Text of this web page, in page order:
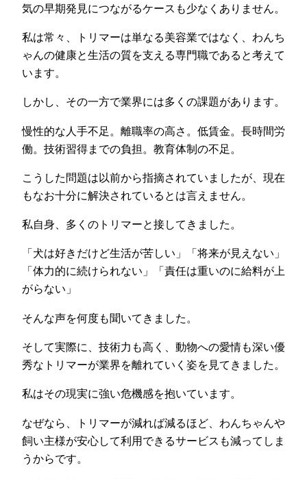
気の早期発見につながるケースも少なくありません。
私は常々、トリマーは単なる美容業ではなく、わんち
ゃんの健康と生活の質を支える専門職であると考えて
います。
しかし、その一方で業界には多くの課題があります。
慢性的な人手不足。離職率の高さ。低賃金。長時間労
働。技術習得までの負担。教育体制の不足。
こうした問題は以前から指摘されていましたが、現在
もなお十分に解決されているとは言えません。
私自身、多くのトリマーと接してきました。
「犬は好きだけど生活が苦しい」「将来が見えない」
「体力的に続けられない」「責任は重いのに給料が上
がらない」
そんな声を何度も聞いてきました。
そして実際に、技術力も高く、動物への愛情も深い優
秀なトリマーが業界を離れていく姿を見てきました。
私はその現実に強い危機感を抱いています。
なぜなら、トリマーが減れば減るほど、わんちゃんや
飼い主様が安心して利用できるサービスも減ってしま
うからです。